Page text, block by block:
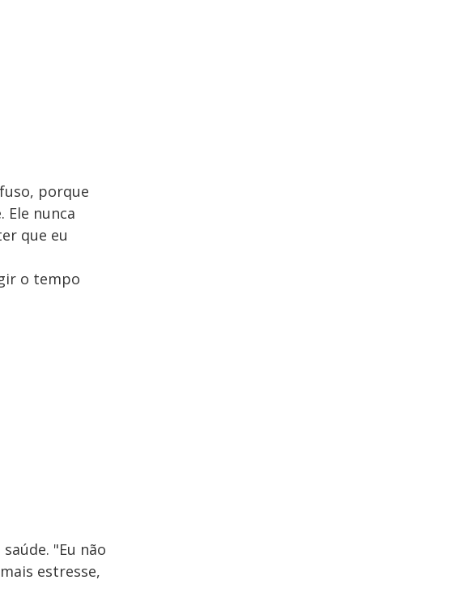
porque
Ele nunca
que eu
o tempo
"Eu não
estresse,